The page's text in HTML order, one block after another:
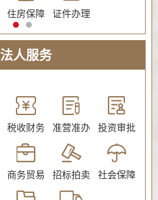
住房保障 证件办理
法人服务
税收财务 准营准办 投资审批
商务贸易 招标拍卖 社会保障